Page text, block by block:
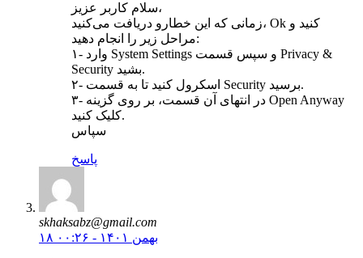
سلام کاربر عزیز،
زمانی که این خطارو دریافت می‌کنید، Ok کنید و
مراحل زیر را انجام دهید:
۱- وارد System Settings و سپس قسمت Privacy &
Security بشید.
۲- اسکرول کنید تا به قسمت Security برسید.
۳- در انتهای آن قسمت، بر روی گزینه Open Anyway
کلیک کنید.
سپاس
پاسخ
skhaksabz@gmail.com
۱۸ بهمن ۱۴۰۱ - ۰۰:۲۶